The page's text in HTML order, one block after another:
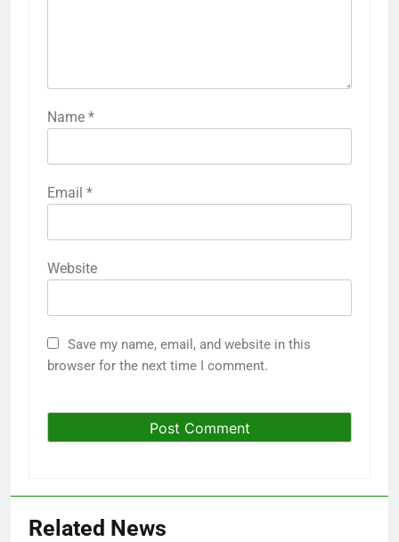
Name *
Email *
Website
Save my name, email, and website in this
browser for the next time I comment.
Related News